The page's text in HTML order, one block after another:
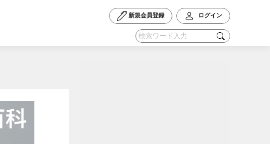
新規会員登録 ログイン